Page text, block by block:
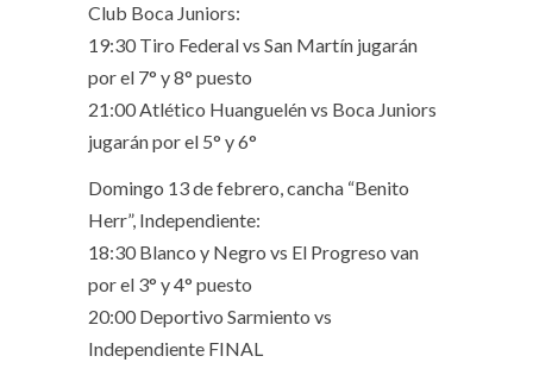
Club Boca Juniors:
19:30 Tiro Federal vs San Martín jugarán
por el 7° y 8° puesto
21:00 Atlético Huanguelén vs Boca Juniors
jugarán por el 5° y 6°
Domingo 13 de febrero, cancha “Benito
Herr”, Independiente:
18:30 Blanco y Negro vs El Progreso van
por el 3° y 4° puesto
20:00 Deportivo Sarmiento vs
Independiente FINAL